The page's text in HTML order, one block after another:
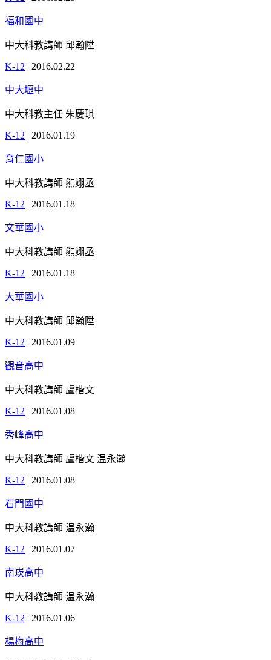
福和國中
中大科教講師 邱瀚陞
K-12 | 2016.02.22
中大壢中
中大科教主任 朱慶琪
K-12 | 2016.01.19
育仁國小
中大科教講師 熊翊丞
K-12 | 2016.01.18
文華國小
中大科教講師 熊翊丞
K-12 | 2016.01.18
大華國小
中大科教講師 邱瀚陞
K-12 | 2016.01.09
觀音高中
中大科教講師 盧楷文
K-12 | 2016.01.08
秀峰高中
中大科教講師 盧楷文 温永瀚
K-12 | 2016.01.08
石門國中
中大科教講師 温永瀚
K-12 | 2016.01.07
南崁高中
中大科教講師 温永瀚
K-12 | 2016.01.06
楊梅高中